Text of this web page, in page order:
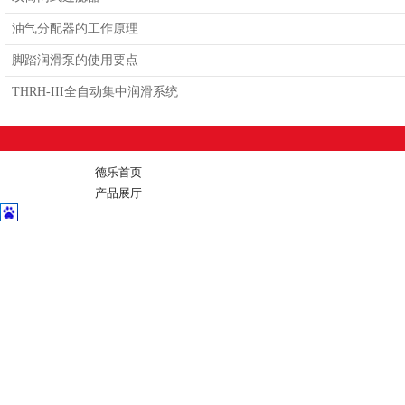
油气分配器的工作原理
脚踏润滑泵的使用要点
THRH-III全自动集中润滑系统
德乐首页
产品展厅